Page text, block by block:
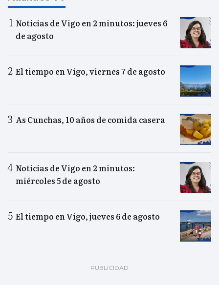
Noticias de Vigo en 2 minutos: jueves 6
de agosto
El tiempo en Vigo, viernes 7 de agosto
As Cunchas, 10 años de comida casera
Noticias de Vigo en 2 minutos:
miércoles 5 de agosto
El tiempo en Vigo, jueves 6 de agosto